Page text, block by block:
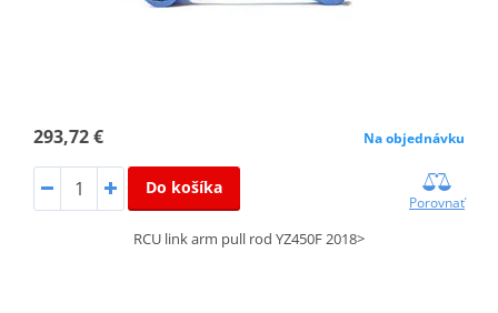
293,72 € Na objednávku
Do košíka
Porovnať
RCU link arm pull rod YZ450F 2018>